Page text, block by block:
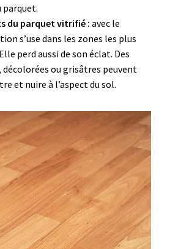
parquet.
du parquet vitrifié : avec le
s’use dans les zones les plus
perd aussi de son éclat. Des
décolorées ou grisâtres peuvent
et nuire à l’aspect du sol.